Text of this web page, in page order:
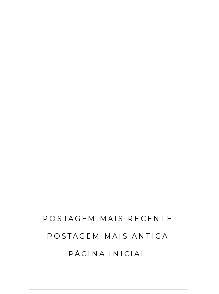
POSTAGEM MAIS RECENTE
POSTAGEM MAIS ANTIGA
PÁGINA INICIAL